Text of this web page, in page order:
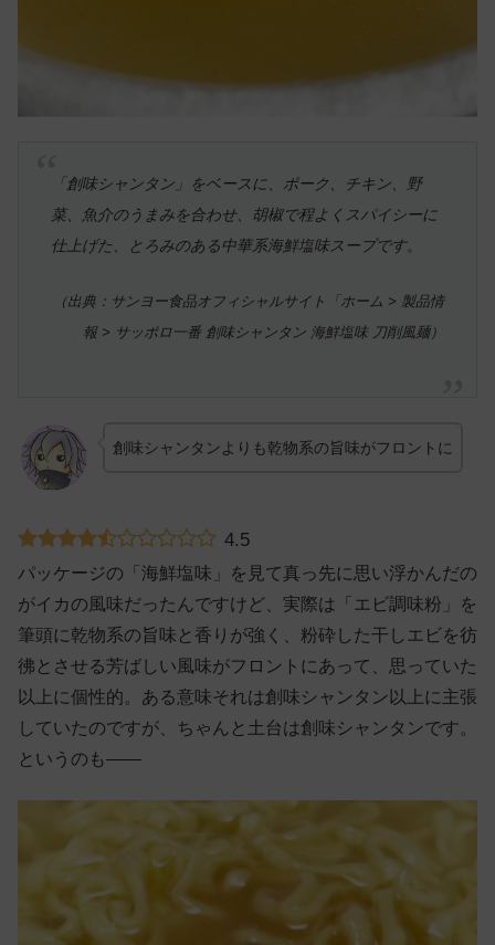
「創味シャンタン」をベースに、ポーク、チキン、野
菜、魚介のうまみを合わせ、胡椒で程よくスパイシーに
仕上げた、とろみのある中華系海鮮塩味スープです。
（出典：サンヨー食品オフィシャルサイト「ホーム > 製品情
報 > サッポロ一番 創味シャンタン 海鮮塩味 刀削風麺）
創味シャンタンよりも乾物系の旨味がフロントに
4.5
パッケージの「海鮮塩味」を見て真っ先に思い浮かんだの
がイカの風味だったんですけど、実際は「エビ調味粉」を
筆頭に乾物系の旨味と香りが強く、粉砕した干しエビを彷
彿とさせる芳ばしい風味がフロントにあって、思っていた
以上に個性的。ある意味それは創味シャンタン以上に主張
していたのですが、ちゃんと土台は創味シャンタンです。
というのも——